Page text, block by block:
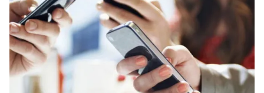
Theo dõi báo trên
Cơ quan chủ quản:Đài Truyền hình Việt Nam
Cơ quan báo chí:
Thời báo VTV
Giấy phép hoạt động báo in và báo điện tử số 483/GP-BTTTT